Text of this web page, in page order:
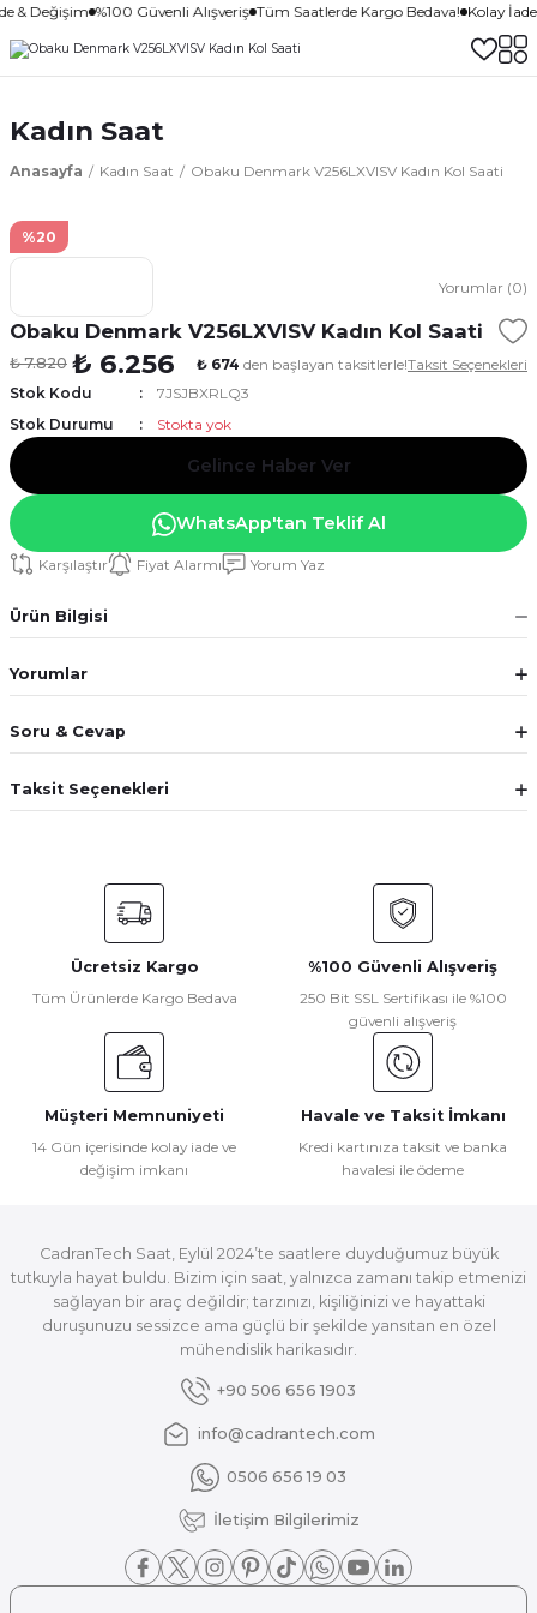
& Değişim %100 Güvenli Alışveriş Tüm Saatlerde Kargo Bedava! Kolay
Kadın Saat
Anasayfa Kadın Saat Obaku Denmark V256LXVISV Kadın Kol Saati
%20
Yorumlar (0)
Obaku Denmark V256LXVISV Kadın Kol Saati
₺ 7.820 ₺ 6.256 ₺ 674 den başlayan taksitlerle!Taksit Seçenekleri
Stok Kodu
7JSJBXRLQ3
Stok Durumu
Stokta yok
Gelince Haber Ver
WhatsApp'tan Teklif Al
Karşılaştır Fiyat Alarmı Yorum Yaz
Ürün Bilgisi
Yorumlar
Soru & Cevap
Taksit Seçenekleri
Ücretsiz Kargo
Tüm Ürünlerde Kargo Bedava
%100 Güvenli Alışveriş
250 Bit SSL Sertifikası ile %100
güvenli alışveriş
Müşteri Memnuniyeti
14 Gün içerisinde kolay iade ve
değişim imkanı
Havale ve Taksit İmkanı
Kredi kartınıza taksit ve banka
havalesi ile ödeme
CadranTech Saat, Eylül 2024’te saatlere duyduğumuz büyük
tutkuyla hayat buldu. Bizim için saat, yalnızca zamanı takip etmenizi
sağlayan bir araç değildir; tarzınızı, kişiliğinizi ve hayattaki
duruşunuzu sessizce ama güçlü bir şekilde yansıtan en özel
mühendislik harikasıdır.
+90 506 656 1903
info@cadrantech.com
0506 656 19 03
İletişim Bilgilerimiz